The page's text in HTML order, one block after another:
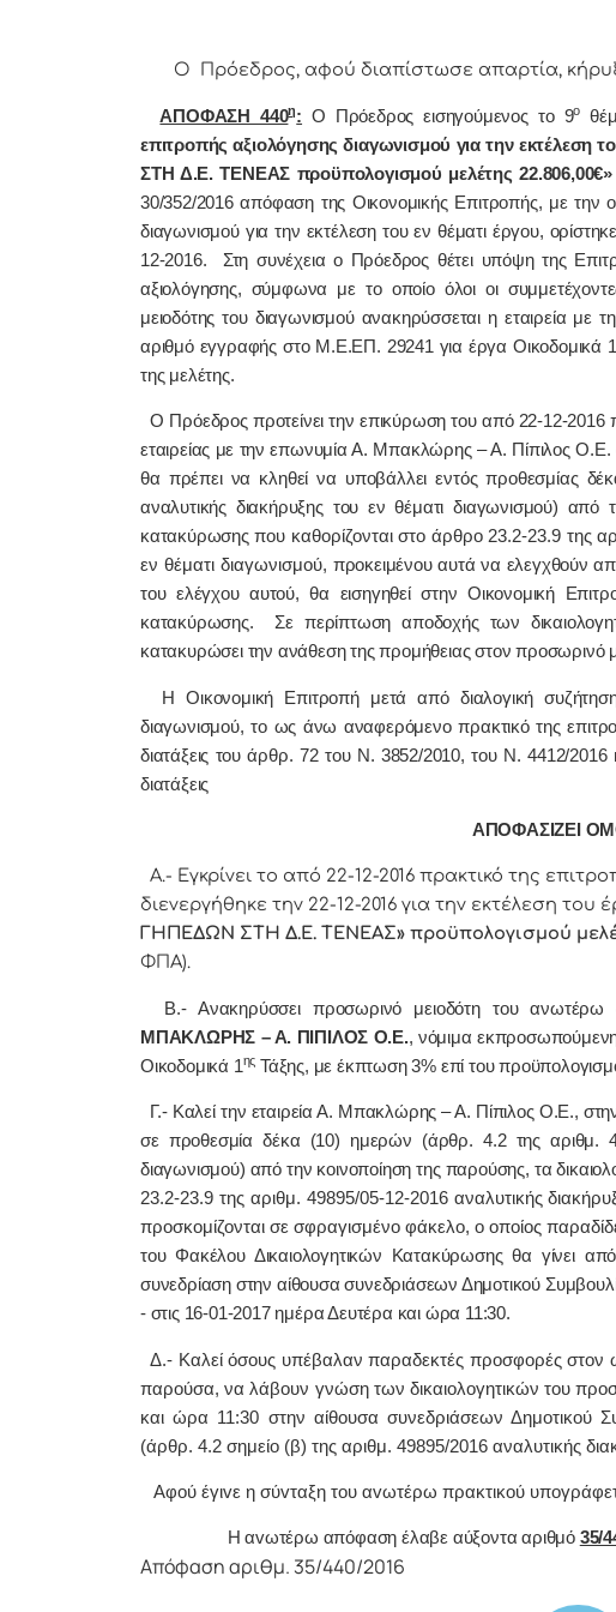
Ο Πρόεδρος, αφού διαπίστωσε απαρτία,
ΑΠΟΦΑΣΗ 440η: Ο Πρόεδρος εισηγούμενος το 9ο
επιτροπής αξιολόγησης διαγωνισμού για την
ΣΤΗ Δ.Ε. ΤΕΝΕΑΣ προϋπολογισμού μελέτης 22.806,00€»
30/352/2016 απόφαση της Οικονομικής Επιτροπής, με την
διαγωνισμού για την εκτέλεση του εν θέματι έργου,
12-2016. Στη συνέχεια ο Πρόεδρος θέτει υπόψη της
αξιολόγησης, σύμφωνα με το οποίο όλοι οι
μειοδότης του διαγωνισμού ανακηρύσσεται η εταιρεία
αριθμό εγγραφής στο Μ.Ε.ΕΠ. 29241 για έργα Οικοδομικά 1
της μελέτης.
Ο Πρόεδρος προτείνει την επικύρωση του από 22-12-2016
εταιρείας με την επωνυμία Α. Μπακλώρης – Α. Πίπιλος
θα πρέπει να κληθεί να υποβάλλει εντός προθεσμίας
αναλυτικής διακήρυξης του εν θέματι διαγωνισμού) από
κατακύρωσηςπου καθορίζονται στο άρθρο 23.2-23.9 της
εν θέματι διαγωνισμού, προκειμένου αυτά να ελεγχθούν
του ελέγχου αυτού, θα εισηγηθεί στην Οικονομική
κατακύρωσης. Σε περίπτωση αποδοχής των
κατακυρώσει την ανάθεση της προμήθειας στον προσωρινό
Η Οικονομική Επιτροπή μετά από διαλογική
διαγωνισμού, το ως άνω αναφερόμενο πρακτικό της
διατάξεις του άρθρ. 72 του Ν. 3852/2010, του Ν. 4412/2016
διατάξεις
ΑΠΟΦΑΣΙΖΕΙ
Α.- Εγκρίνει το από 22-12-2016 πρακτικό της
διενεργήθηκε την 22-12-2016 για την εκτέλεση του
ΓΗΠΕΔΩΝ ΣΤΗ Δ.Ε. ΤΕΝΕΑΣ» προϋπολογισμού
ΦΠΑ).
Β.- Ανακηρύσσει προσωρινό μειοδότη του ανωτέρω
ΜΠΑΚΛΩΡΗΣ – Α. ΠΙΠΙΛΟΣ Ο.Ε., νόμιμα
Οικοδομικά 1ης Τάξης, με έκπτωση 3% επί του
Γ.- Καλεί την εταιρεία Α. Μπακλώρης – Α. Πίπιλος Ο.Ε.,
σε προθεσμία δέκα (10) ημερών (άρθρ. 4.2 της αριθμ.
διαγωνισμού) από την κοινοποίηση της παρούσης, τα
23.2-23.9 της αριθμ. 49895/05-12-2016 αναλυτικής
προσκομίζονται σε σφραγισμένο φάκελο, ο οποίος
του Φακέλου Δικαιολογητικών Κατακύρωσης θα γίνει
συνεδρίαση στην αίθουσα συνεδριάσεων Δημοτικού
- στις 16-01-2017 ημέρα Δευτέρα και ώρα 11:30.
Δ.- Καλεί όσους υπέβαλαν παραδεκτές προσφορές στον
παρούσα, να λάβουν γνώση των δικαιολογητικών του
και ώρα 11:30 στην αίθουσα συνεδριάσεων Δημοτικού
(άρθρ. 4.2 σημείο (β) της αριθμ. 49895/2016 αναλυτικής
Αφoύ έγιvε η σύvταξη τoυ αvωτέρω πρακτικoύ
Η αvωτέρω απόφαση έλαβε αύξοντα αριθμό 35/
Απόφαση αριθμ. 35/440/2016